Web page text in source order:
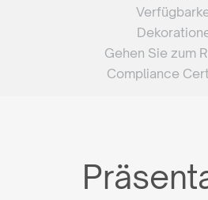
Gehen Sie zum
Compliance